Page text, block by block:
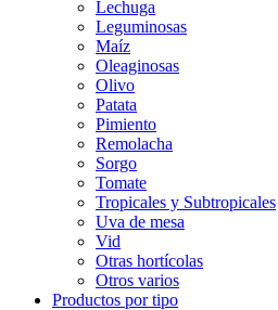
Lechuga
Leguminosas
Maíz
Oleaginosas
Olivo
Patata
Pimiento
Remolacha
Sorgo
Tomate
Tropicales y Subtropicales
Uva de mesa
Vid
Otras hortícolas
Otros varios
Productos por tipo